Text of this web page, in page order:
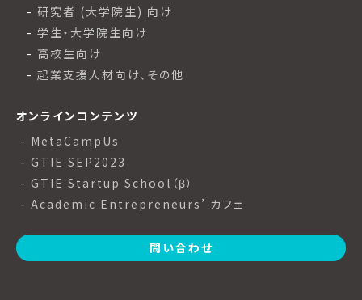
研究者 (大学院生) 向け
学生・大学院生向け
高校生向け
起業支援人材向け、その他
オンラインコンテンツ
MetaCampUs
GTIE SEP2023
GTIE Startup School（β）
Academic Entrepreneurs’ カフェ
問い合わせ